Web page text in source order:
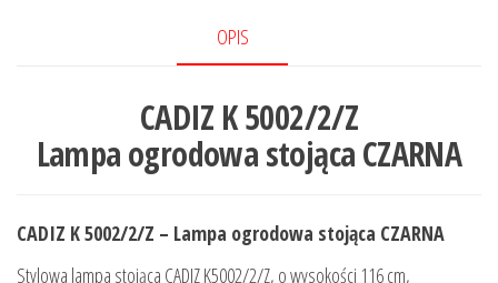
OPIS
CADIZ K 5002/2/Z
Lampa ogrodowa stojąca CZARNA
CADIZ K 5002/2/Z – Lampa ogrodowa stojąca CZARNA
Stylowa lampa stojąca CADIZ K5002/2/Z, o wysokości 116 cm,